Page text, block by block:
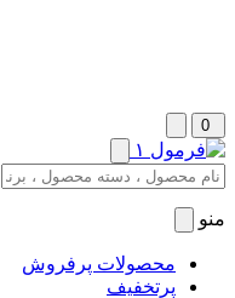
0
منو
محصولات پرفروش
پرتخفیف